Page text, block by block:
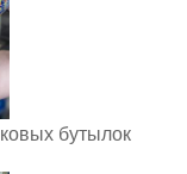
бутылок